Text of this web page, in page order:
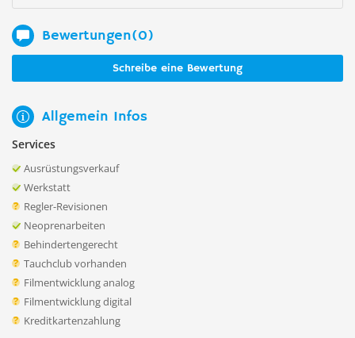
Bewertungen(0)
Schreibe eine Bewertung
Allgemein Infos
Services
Ausrüstungsverkauf
Werkstatt
Regler-Revisionen
Neoprenarbeiten
Behindertengerecht
Tauchclub vorhanden
Filmentwicklung analog
Filmentwicklung digital
Kreditkartenzahlung